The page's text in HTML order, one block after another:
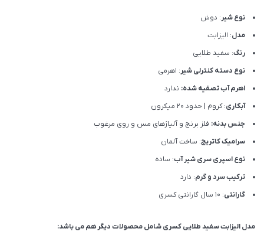
نوع شیر: دوش
مدل: الیزابت
رنگ: سفید طلایی
نوع دسته کنترلی شیر: اهرمی
اهرم آب تصفیه شده: ندارد
آبکاری: کروم | حدود 20 میکرون
جنس بدنه: فلز برنج و آلیاژهای مس و روی مرغوب
سرامیک کاتریج: ساخت آلمان
نوع اسپری سری شیر آب: ساده
ترکیب سرد و گرم: دارد
گارانتی: 10 سال گارانتی کسری
مدل الیزابت سفید طلایی کسری شامل محصولات دیگر هم می باشد: